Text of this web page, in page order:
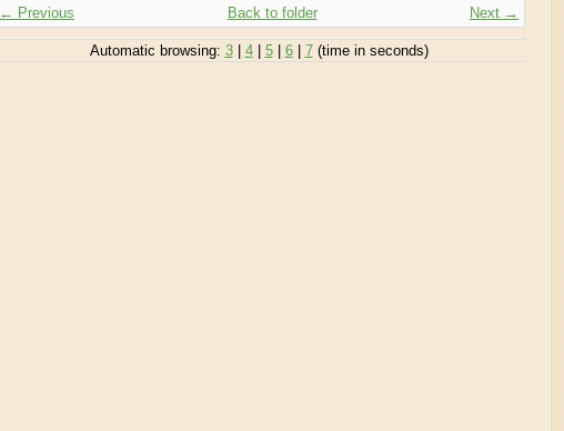
← Previous Next →
Back to folder
Automatic browsing: 3| 4| 5| 6| 7(time in seconds)